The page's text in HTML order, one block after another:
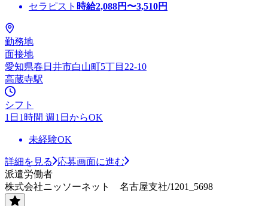
セラピスト 時給2,088円〜3,510円
勤務地
面接地
愛知県春日井市白山町5丁目22-10
高蔵寺駅
シフト
1日1時間 週1日からOK
未経験OK
詳細を見る
応募画面に進む
派遣労働者
株式会社ニッソーネット 名古屋支社/1201_5698